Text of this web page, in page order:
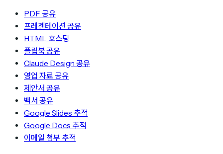
PDF 공유
프레젠테이션 공유
HTML 호스팅
플립북 공유
Claude Design 공유
영업 자료 공유
제안서 공유
백서 공유
Google Slides 추적
Google Docs 추적
이메일 첨부 추적